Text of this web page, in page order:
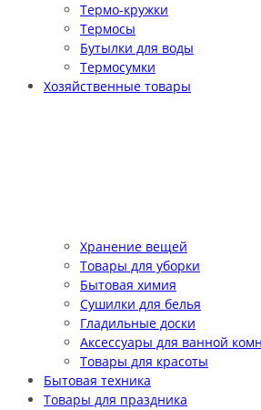
Термо-кружки
Термосы
Бутылки для воды
Термосумки
Хозяйственные товары
Хранение вещей
Товары для уборки
Бытовая химия
Сушилки для белья
Гладильные доски
Аксессуары для ванной
Товары для красоты
Бытовая техника
Товары для праздника